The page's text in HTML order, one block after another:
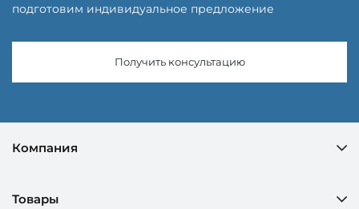
подготовим индивидуальное предложение
Получить консультацию
Компания
Товары